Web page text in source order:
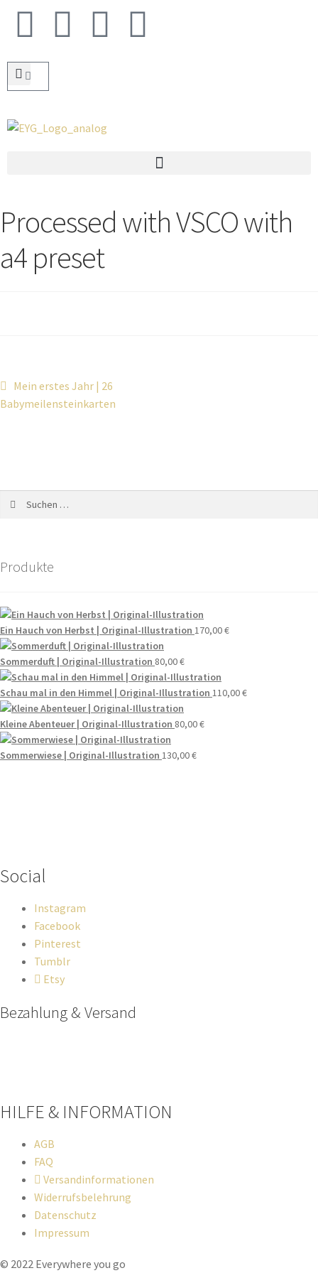
Processed with VSCO with
a4 preset
Mein erstes Jahr | 26
Babymeilensteinkarten
Produkte
Ein Hauch von Herbst | Original-Illustration 170,00€
Sommerduft | Original-Illustration 80,00€
Schau mal in den Himmel | Original-Illustration 110,00€
Kleine Abenteuer | Original-Illustration 80,00€
Sommerwiese | Original-Illustration 130,00€
Social
Instagram
Facebook
Pinterest
Tumblr
Etsy
Bezahlung & Versand
HILFE & INFORMATION​
AGB
FAQ
Versandinformationen
Widerrufsbelehrung
Datenschutz
Impressum
© 2022 Everywhere you go